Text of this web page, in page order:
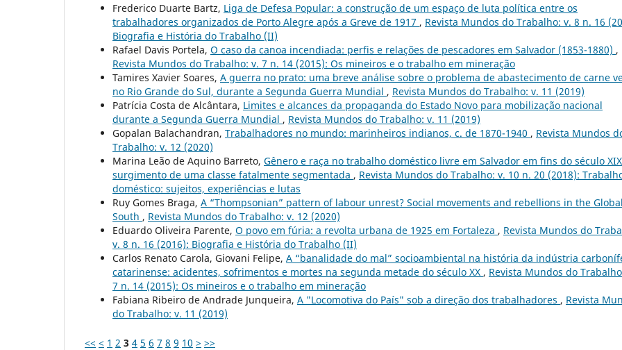
Frederico Duarte Bartz, Liga de Defesa Popular: a construção de um espaço de luta política entre os
trabalhadores organizados de Porto Alegre após a Greve de 1917 , Revista Mundos do Trabalho: v. 8 n. 16
Biografia e História do Trabalho (II)
Rafael Davis Portela, O caso da canoa incendiada: perfis e relações de pescadores em Salvador (1853-1880) ,
Revista Mundos do Trabalho: v. 7 n. 14 (2015): Os mineiros e o trabalho em mineração
Tamires Xavier Soares, A guerra no prato: uma breve análise sobre o problema de abastecimento de carne
no Rio Grande do Sul, durante a Segunda Guerra Mundial , Revista Mundos do Trabalho: v. 11 (2019)
Patrícia Costa de Alcântara, Limites e alcances da propaganda do Estado Novo para mobilização nacional
durante a Segunda Guerra Mundial , Revista Mundos do Trabalho: v. 11 (2019)
Gopalan Balachandran, Trabalhadores no mundo: marinheiros indianos, c. de 1870-1940 , Revista Mundos
Trabalho: v. 12 (2020)
Marina Leão de Aquino Barreto, Gênero e raça no trabalho doméstico livre em Salvador em fins do século
surgimento de uma classe fatalmente segmentada , Revista Mundos do Trabalho: v. 10 n. 20 (2018):
doméstico: sujeitos, experiências e lutas
Ruy Gomes Braga, A “Thompsonian” pattern of labour unrest? Social movements and rebellions in the Global
South , Revista Mundos do Trabalho: v. 12 (2020)
Eduardo Oliveira Parente, O povo em fúria: a revolta urbana de 1925 em Fortaleza , Revista Mundos do
v. 8 n. 16 (2016): Biografia e História do Trabalho (II)
Carlos Renato Carola, Giovani Felipe, A “banalidade do mal” socioambiental na história da indústria
catarinense: acidentes, sofrimentos e mortes na segunda metade do século XX , Revista Mundos do
7 n. 14 (2015): Os mineiros e o trabalho em mineração
Fabiana Ribeiro de Andrade Junqueira, A "Locomotiva do País" sob a direção dos trabalhadores , Revista
do Trabalho: v. 11 (2019)
<< < 1 2 3 4 5 6 7 8 9 10 > >>